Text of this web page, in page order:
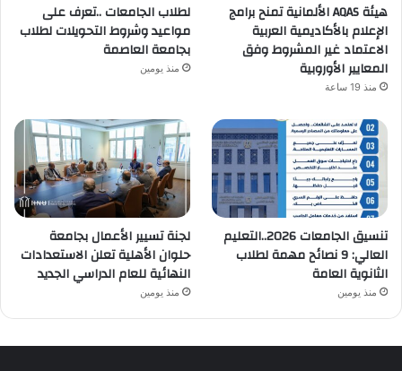
هيئة AQAS الألمانية تمنح برامج
الإعلام بالأكاديمية العربية
الاعتماد غير المشروط وفق
المعايير الأوروبية
منذ 19 ساعة
لطلاب الجامعات ..تعرف على
مواعيد وشروط التحويلات لطلاب
بجامعة العاصمة
منذ يومين
تنسيق الجامعات 2026..التعليم
العالي: 9 نصائح مهمة لطلاب
الثانوية العامة
منذ يومين
لجنة تسيير الأعمال بجامعة
حلوان الأهلية تعلن الاستعدادات
النهائية للعام الدراسي الجديد
منذ يومين